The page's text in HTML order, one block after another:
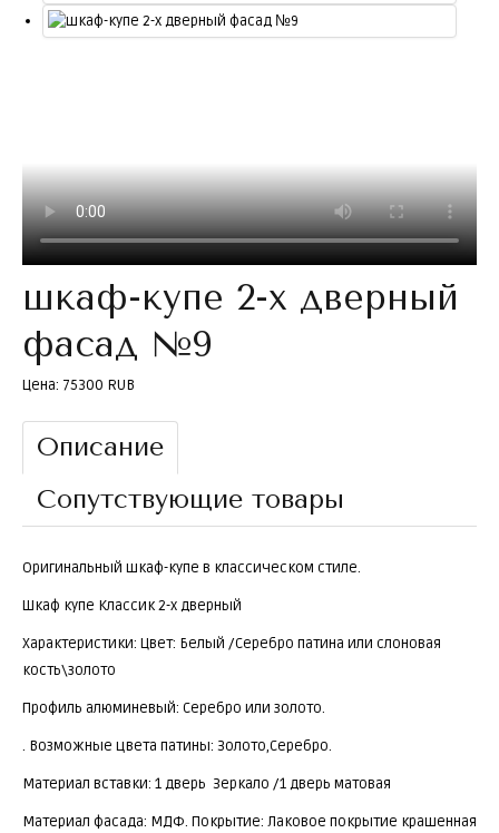
шкаф-купе 2-х дверный
фасад №9
Цена: 75300 RUB
Описание
Сопутствующие товары
Оригинальный шкаф-купе в классическом стиле.
Шкаф купе Классик 2-х дверный
Характеристики: Цвет: Белый /Серебро патина или слоновая
кость\золото
Профиль алюминевый: Серебро или золото.
. Возможные цвета патины: Золото,Серебро.
Материал вставки: 1 дверь Зеркало /1 дверь матовая
Материал фасада: МДФ. Покрытие: Лаковое покрытие крашенная